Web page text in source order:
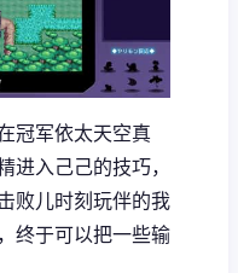
冠军依太天空真
进入己己的技巧，
败儿时刻玩伴的我
终于可以把一些输